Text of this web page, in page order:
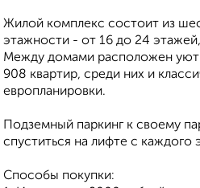
Жилой комплекс состоит из
этажности - от 16 до 24
Между домами расположен
908 квартир, среди них и
европланировки.
Подземный паркинг к своему
спуститься на лифте с каждого
Способы покупки: